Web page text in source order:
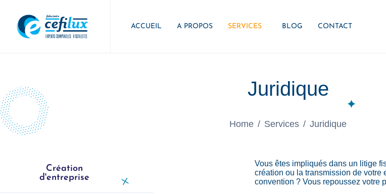
ACCUEIL A PROPOS SERVICES BLOG CONTACT
Juridique
Home Services Juridique
Création
d'entreprise
Vous êtes impliqués dans un litige
création ou la transmission de votre
convention ? Vous repoussez votre